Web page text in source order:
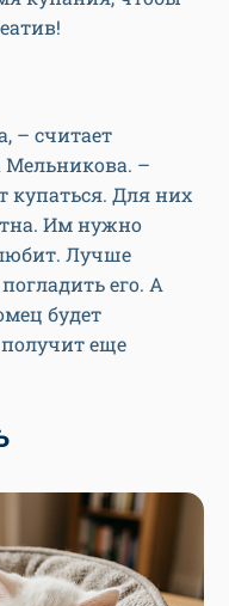
– считает
Мельникова. –
купаться. Для них
Им нужно
Лучше
его. А
будет
еще